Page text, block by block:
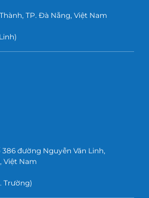
TP. Đà Nẵng, Việt Nam
386 đường Nguyễn Văn Linh,
Việt Nam
Trường)